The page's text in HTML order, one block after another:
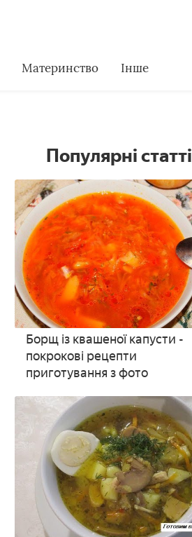
Материнство Інше
Популярні статті
Борщ із квашеної капусти -
покрокові рецепти
приготування з фото